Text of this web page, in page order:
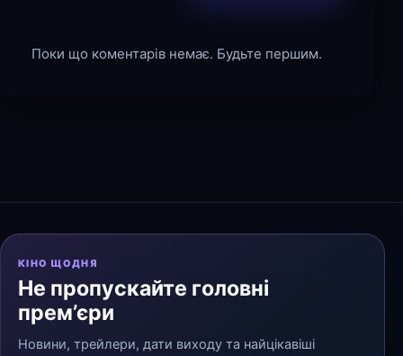
Поки що коментарів немає. Будьте першим.
КІНО ЩОДНЯ
Не пропускайте головні
прем’єри
Новини, трейлери, дати виходу та найцікавіші